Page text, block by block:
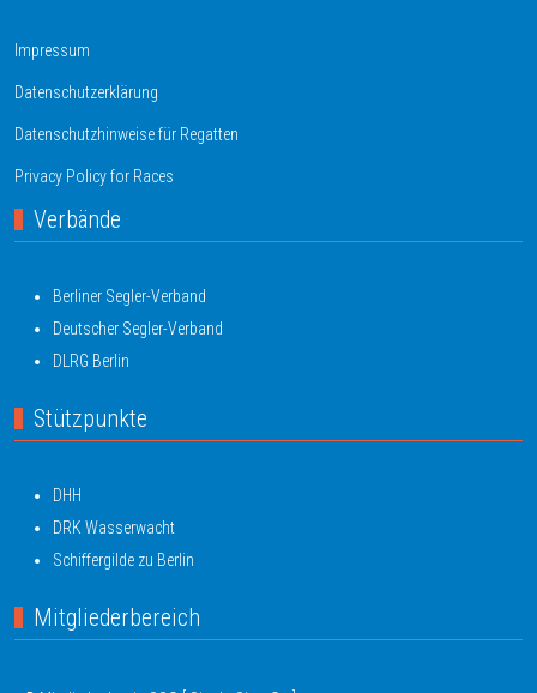
Impressum
Datenschutzerklärung
Datenschutzhinweise für Regatten
Privacy Policy for Races
Verbände
Berliner Segler-Verband
Deutscher Segler-Verband
DLRG Berlin
Stützpunkte
DHH
DRK Wasserwacht
Schiffergilde zu Berlin
Mitgliederbereich